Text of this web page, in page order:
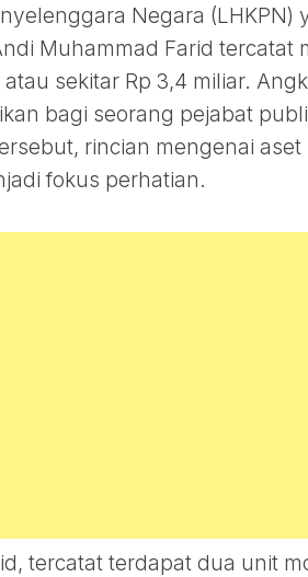
Negara (LHKPN)
Muhammad Farid tercatat
sekitar Rp 3,4 miliar.
bagi seorang pejabat
rincian mengenai aset
fokus perhatian.
tercatat terdapat dua unit